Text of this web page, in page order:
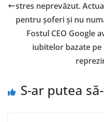
stres neprevăzut.
pentru șoferi și nu
Fostul CEO Google
iubitelor bazate
S-ar putea